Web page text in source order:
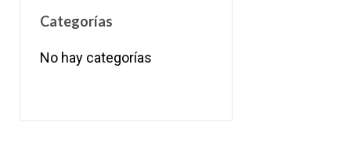
Categorías
No hay categorías